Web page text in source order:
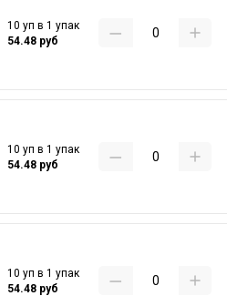
10 уп в 1 упак
54.48 руб
10 уп в 1 упак
54.48 руб
10 уп в 1 упак
54.48 руб